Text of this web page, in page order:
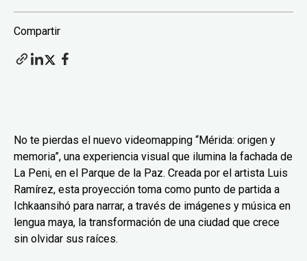
Compartir
No te pierdas el nuevo videomapping “Mérida: origen y
memoria”, una experiencia visual que ilumina la fachada de
La Peni, en el Parque de la Paz. Creada por el artista Luis
Ramírez, esta proyección toma como punto de partida a
Ichkaansihó para narrar, a través de imágenes y música en
lengua maya, la transformación de una ciudad que crece
sin olvidar sus raíces.